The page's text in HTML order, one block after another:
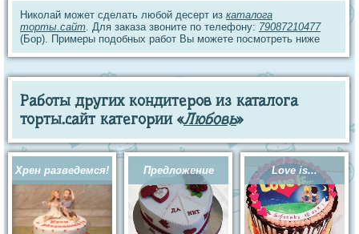
Николай может сделать любой десерт из каталога
торты.сайт. Для заказа звоните по телефону: 79087210477
(Бор). Примеры подобных работ Вы можете посмотреть ниже
Работы других кондитеров из каталога
торты.сайт категории «Любовь»
Хрен разведемся! Предложение Love is...